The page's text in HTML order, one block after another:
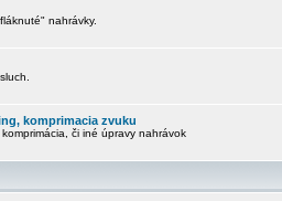
nahrávky.
komprimacia zvuku
či iné úpravy nahrávok